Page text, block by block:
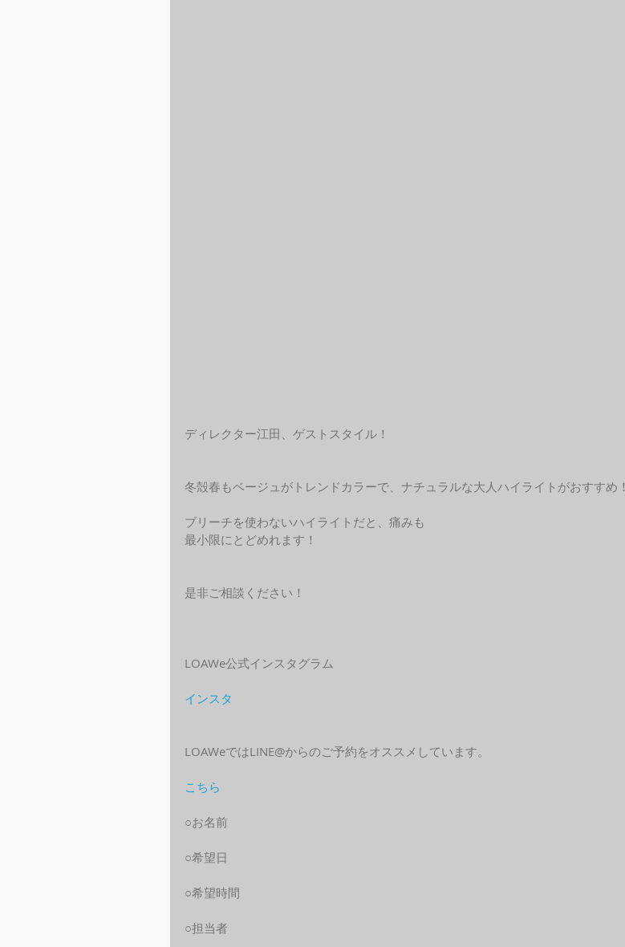
ディレクター江田、ゲストスタイル！
冬殻春もベージュがトレンドカラーで、ナチュラルな大人ハイライトがおすすめ！
ブリーチを使わないハイライトだと、痛みも
最小限にとどめれます！
是非ご相談ください！
LOAWe公式インスタグラム
インスタ
LOAWeではLINE@からのご予約をオススメしています。
こちら
○お名前
○希望日
○希望時間
○担当者